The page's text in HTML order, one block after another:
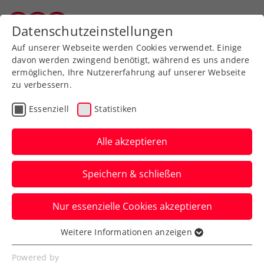
Zurück zur Newsübersicht
Turniere
Sparkasse Salzburg
Open: Auch Rodionov,
Misolic und Ofner im
Achtelfinale
Damit ist beim ATP-Challenger am 1. STC
im Salzburger Volksgarten ein ÖTV-
Quartett weiter im Rennen.
Datenschutzeinstellungen
Auf unserer Webseite werden Cookies verwendet. Einige
davon werden zwingend benötigt, während es uns andere
ermöglichen, Ihre Nutzererfahrung auf unserer Webseite
zu verbessern.
Essenziell Statistiken
Alle akzeptieren
Speichern & schließen
Nur essenzielle Cookies akzeptieren
Essenziell
Essenzielle Cookies werden für grundlegende
Weitere Informationen anzeigen
Powered by